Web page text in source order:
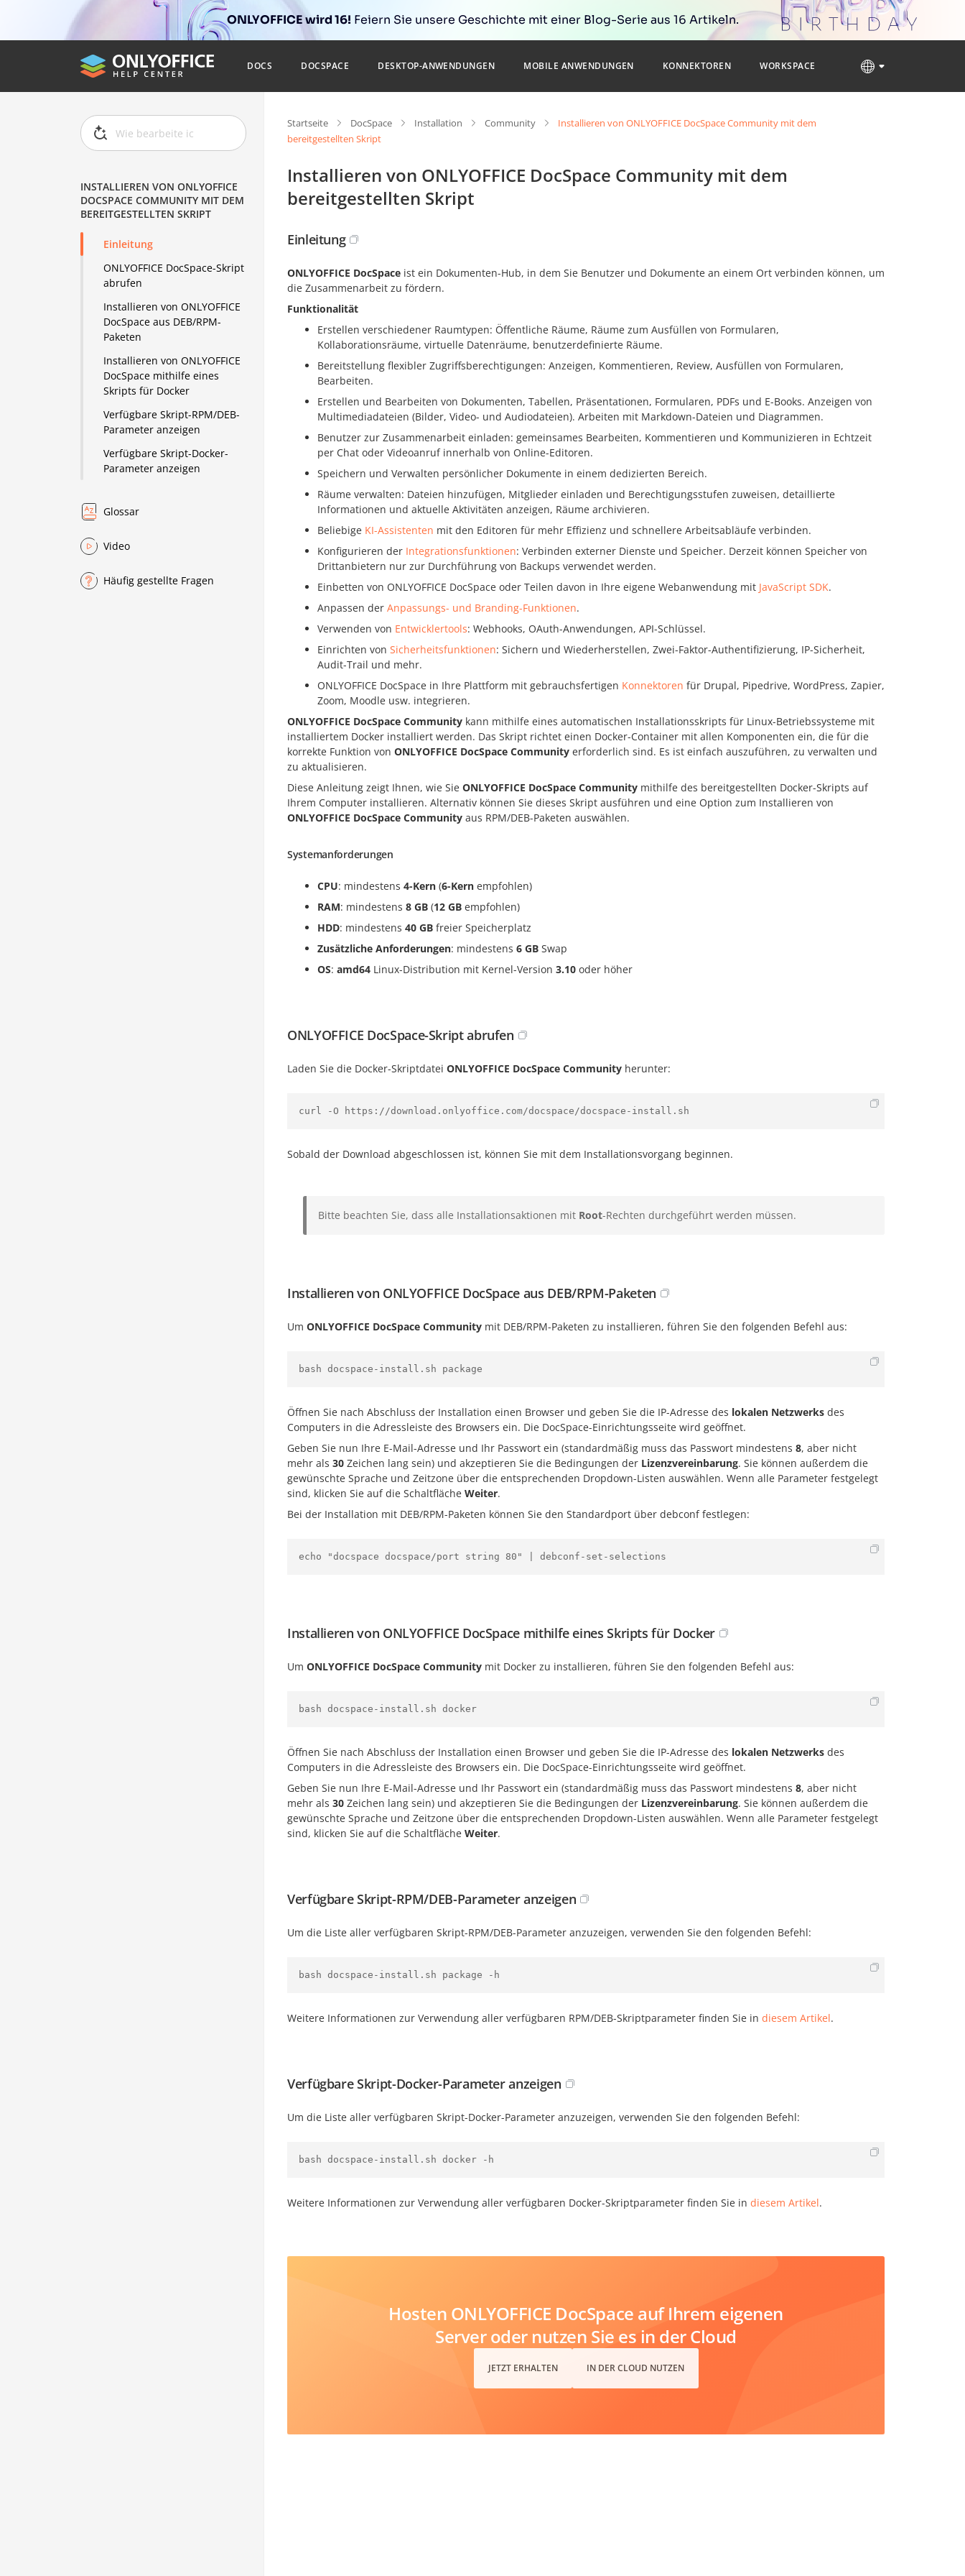
ONLYOFFICE wird 16! Feiern Sie unsere Geschichte mit einer Blog-Serie aus 16 Artikeln.
DOCS DOCSPACE DESKTOP-ANWENDUNGEN MOBILE ANWENDUNGEN KONNEKTOREN WORKSPACE
INSTALLIEREN VON ONLYOFFICE
DOCSPACE COMMUNITY MIT DEM
BEREITGESTELLTEN SKRIPT
Einleitung
ONLYOFFICE DocSpace-Skript
abrufen
Installieren von ONLYOFFICE
DocSpace aus DEB/RPM-
Paketen
Installieren von ONLYOFFICE
DocSpace mithilfe eines
Skripts für Docker
Verfügbare Skript-RPM/DEB-
Parameter anzeigen
Verfügbare Skript-Docker-
Parameter anzeigen
Glossar
Video
Häufig gestellte Fragen
Startseite DocSpace Installation Community
Installieren von ONLYOFFICE DocSpace Community mit dem
bereitgestellten Skript
Installieren von ONLYOFFICE DocSpace Community mit dem
bereitgestellten Skript
Einleitung
ONLYOFFICE DocSpace ist ein Dokumenten-Hub, in dem Sie Benutzer und Dokumente an einem Ort verbinden können, um
die Zusammenarbeit zu fördern.
Funktionalität
Erstellen verschiedener Raumtypen: Öffentliche Räume, Räume zum Ausfüllen von Formularen,
Kollaborationsräume, virtuelle Datenräume, benutzerdefinierte Räume.
Bereitstellung flexibler Zugriffsberechtigungen: Anzeigen, Kommentieren, Review, Ausfüllen von Formularen,
Bearbeiten.
Erstellen und Bearbeiten von Dokumenten, Tabellen, Präsentationen, Formularen, PDFs und E-Books. Anzeigen von
Multimediadateien (Bilder, Video- und Audiodateien). Arbeiten mit Markdown-Dateien und Diagrammen.
Benutzer zur Zusammenarbeit einladen: gemeinsames Bearbeiten, Kommentieren und Kommunizieren in Echtzeit
per Chat oder Videoanruf innerhalb von Online-Editoren.
Speichern und Verwalten persönlicher Dokumente in einem dedizierten Bereich.
Räume verwalten: Dateien hinzufügen, Mitglieder einladen und Berechtigungsstufen zuweisen, detaillierte
Informationen und aktuelle Aktivitäten anzeigen, Räume archivieren.
Beliebige KI-Assistenten mit den Editoren für mehr Effizienz und schnellere Arbeitsabläufe verbinden.
Konfigurieren der Integrationsfunktionen: Verbinden externer Dienste und Speicher. Derzeit können Speicher von
Drittanbietern nur zur Durchführung von Backups verwendet werden.
Einbetten von ONLYOFFICE DocSpace oder Teilen davon in Ihre eigene Webanwendung mit JavaScript SDK.
Anpassen der Anpassungs- und Branding-Funktionen.
Verwenden von Entwicklertools: Webhooks, OAuth-Anwendungen, API-Schlüssel.
Einrichten von Sicherheitsfunktionen: Sichern und Wiederherstellen, Zwei-Faktor-Authentifizierung, IP-Sicherheit,
Audit-Trail und mehr.
ONLYOFFICE DocSpace in Ihre Plattform mit gebrauchsfertigen Konnektoren für Drupal, Pipedrive, WordPress, Zapier,
Zoom, Moodle usw. integrieren.
ONLYOFFICE DocSpace Community kann mithilfe eines automatischen Installationsskripts für Linux-Betriebssysteme mit
installiertem Docker installiert werden. Das Skript richtet einen Docker-Container mit allen Komponenten ein, die für die
korrekte Funktion von ONLYOFFICE DocSpace Community erforderlich sind. Es ist einfach auszuführen, zu verwalten und
zu aktualisieren.
Diese Anleitung zeigt Ihnen, wie Sie ONLYOFFICE DocSpace Community mithilfe des bereitgestellten Docker-Skripts auf
Ihrem Computer installieren. Alternativ können Sie dieses Skript ausführen und eine Option zum Installieren von
ONLYOFFICE DocSpace Community aus RPM/DEB-Paketen auswählen.
Systemanforderungen
CPU: mindestens 4-Kern (6-Kern empfohlen)
RAM: mindestens 8 GB (12 GB empfohlen)
HDD: mindestens 40 GB freier Speicherplatz
Zusätzliche Anforderungen: mindestens 6 GB Swap
OS: amd64 Linux-Distribution mit Kernel-Version 3.10 oder höher
ONLYOFFICE DocSpace-Skript abrufen
Laden Sie die Docker-Skriptdatei ONLYOFFICE DocSpace Community herunter:
curl -O https://download.onlyoffice.com/docspace/docspace-install.sh
Sobald der Download abgeschlossen ist, können Sie mit dem Installationsvorgang beginnen.
Bitte beachten Sie, dass alle Installationsaktionen mit Root-Rechten durchgeführt werden müssen.
Installieren von ONLYOFFICE DocSpace aus DEB/RPM-Paketen
Um ONLYOFFICE DocSpace Community mit DEB/RPM-Paketen zu installieren, führen Sie den folgenden Befehl aus:
bash docspace-install.sh package
Öffnen Sie nach Abschluss der Installation einen Browser und geben Sie die IP-Adresse des lokalen Netzwerks des
Computers in die Adressleiste des Browsers ein. Die DocSpace-Einrichtungsseite wird geöffnet.
Geben Sie nun Ihre E-Mail-Adresse und Ihr Passwort ein (standardmäßig muss das Passwort mindestens 8, aber nicht
mehr als 30 Zeichen lang sein) und akzeptieren Sie die Bedingungen der Lizenzvereinbarung. Sie können außerdem die
gewünschte Sprache und Zeitzone über die entsprechenden Dropdown-Listen auswählen. Wenn alle Parameter festgelegt
sind, klicken Sie auf die Schaltfläche Weiter.
Bei der Installation mit DEB/RPM-Paketen können Sie den Standardport über debconf festlegen:
echo "docspace docspace/port string 80" | debconf-set-selections
Installieren von ONLYOFFICE DocSpace mithilfe eines Skripts für Docker
Um ONLYOFFICE DocSpace Community mit Docker zu installieren, führen Sie den folgenden Befehl aus:
bash docspace-install.sh docker
Öffnen Sie nach Abschluss der Installation einen Browser und geben Sie die IP-Adresse des lokalen Netzwerks des
Computers in die Adressleiste des Browsers ein. Die DocSpace-Einrichtungsseite wird geöffnet.
Geben Sie nun Ihre E-Mail-Adresse und Ihr Passwort ein (standardmäßig muss das Passwort mindestens 8, aber nicht
mehr als 30 Zeichen lang sein) und akzeptieren Sie die Bedingungen der Lizenzvereinbarung. Sie können außerdem die
gewünschte Sprache und Zeitzone über die entsprechenden Dropdown-Listen auswählen. Wenn alle Parameter festgelegt
sind, klicken Sie auf die Schaltfläche Weiter.
Verfügbare Skript-RPM/DEB-Parameter anzeigen
Um die Liste aller verfügbaren Skript-RPM/DEB-Parameter anzuzeigen, verwenden Sie den folgenden Befehl:
bash docspace-install.sh package -h
Weitere Informationen zur Verwendung aller verfügbaren RPM/DEB-Skriptparameter finden Sie in diesem Artikel.
Verfügbare Skript-Docker-Parameter anzeigen
Um die Liste aller verfügbaren Skript-Docker-Parameter anzuzeigen, verwenden Sie den folgenden Befehl:
bash docspace-install.sh docker -h
Weitere Informationen zur Verwendung aller verfügbaren Docker-Skriptparameter finden Sie in diesem Artikel.
Hosten ONLYOFFICE DocSpace auf Ihrem eigenen
Server oder nutzen Sie es in der Cloud
JETZT ERHALTEN IN DER CLOUD NUTZEN